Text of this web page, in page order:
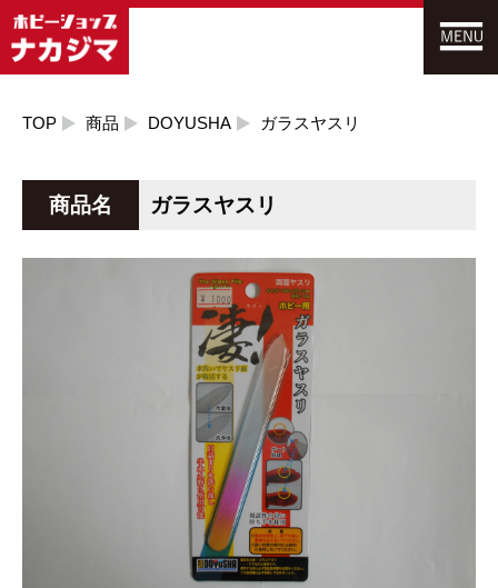
TOP 商品 DOYUSHA ガラスヤスリ
商品名 ガラスヤスリ